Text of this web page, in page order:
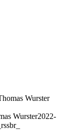
Wurster
Wurster2022-